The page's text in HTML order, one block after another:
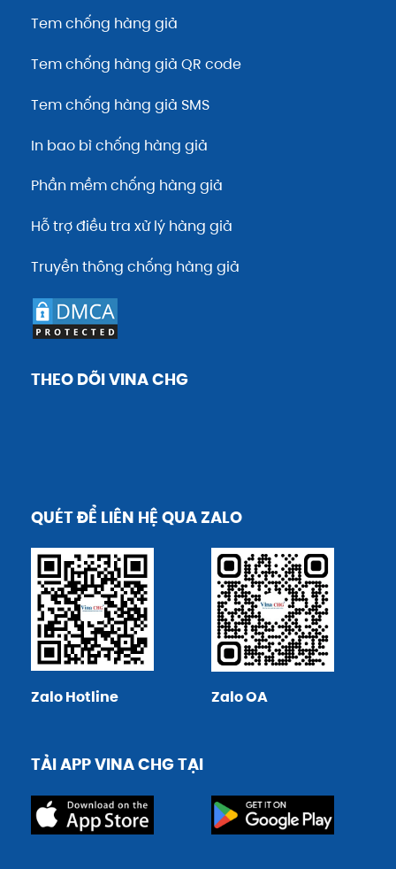
Tem chống hàng giả
Tem chống hàng giả QR code
Tem chống hàng giả SMS
In bao bì chống hàng giả
Phần mềm chống hàng giả
Hỗ trợ điều tra xử lý hàng giả
Truyền thông chống hàng giả
THEO DÕI VINA CHG
QUÉT ĐỂ LIÊN HỆ QUA ZALO
Zalo Hotline Zalo OA
TẢI APP VINA CHG TẠI